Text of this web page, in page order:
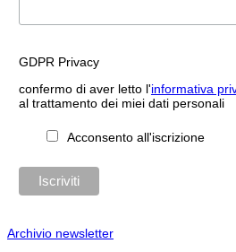
GDPR Privacy
confermo di aver letto l'informativa
al trattamento dei miei dati personali
Acconsento all'iscrizione
Archivio newsletter